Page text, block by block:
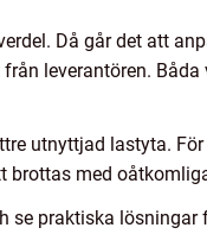
Då går det att
leverantören.
utnyttjad lastyta.
brottas med
se praktiska lösningar